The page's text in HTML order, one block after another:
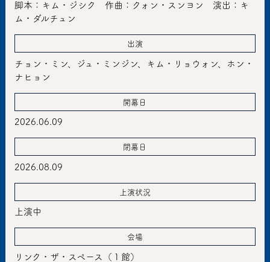
脚本：キム・ジシク 作曲：クォン・スンヨン 演出：キ
ム・ダルチュン
出演
チョン・ミン、ジュ・ミンジン、キム・リョウォン、ホン・
ナヒョン
開幕日
2026.06.09
閉幕日
2026.08.09
上演状況
上演中
会場
リンク・ザ・スペース（１館）